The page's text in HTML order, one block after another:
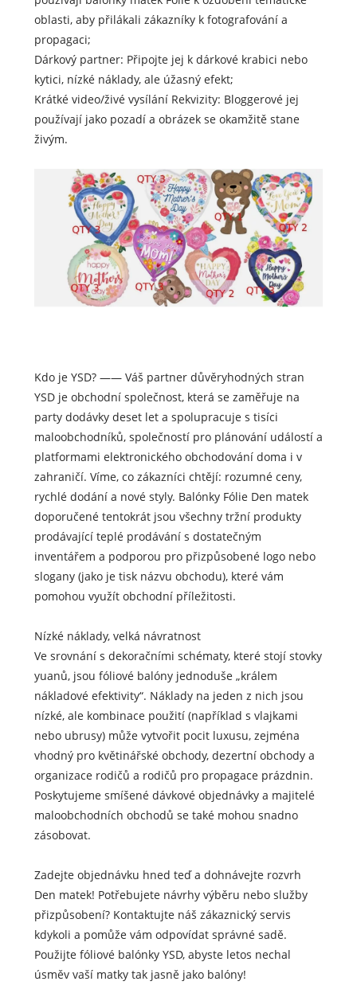
oblasti, aby přilákali zákazníky k fotografování a
propagaci;
Dárkový partner: Připojte jej k dárkové krabici nebo
kytici, nízké náklady, ale úžasný efekt;
Krátké video/živé vysílání Rekvizity: Bloggerové jej
používají jako pozadí a obrázek se okamžitě stane
živým.
Kdo je YSD? —— Váš partner důvěryhodných stran
YSD je obchodní společnost, která se zaměřuje na
party dodávky deset let a spolupracuje s tisíci
maloobchodníků, společností pro plánování událostí a
platformami elektronického obchodování doma i v
zahraničí. Víme, co zákazníci chtějí: rozumné ceny,
rychlé dodání a nové styly. Balónky Fólie Den matek
doporučené tentokrát jsou všechny tržní produkty
prodávající teplé prodávání s dostatečným
inventářem a podporou pro přizpůsobené logo nebo
slogany (jako je tisk názvu obchodu), které vám
pomohou využít obchodní příležitosti.
Nízké náklady, velká návratnost
Ve srovnání s dekoračními schématy, které stojí stovky
yuanů, jsou fóliové balóny jednoduše „králem
nákladové efektivity“. Náklady na jeden z nich jsou
nízké, ale kombinace použití (například s vlajkami
nebo ubrusy) může vytvořit pocit luxusu, zejména
vhodný pro květinářské obchody, dezertní obchody a
organizace rodičů a rodičů pro propagace prázdnin.
Poskytujeme smíšené dávkové objednávky a majitelé
maloobchodních obchodů se také mohou snadno
zásobovat.
Zadejte objednávku hned teď a dohnávejte rozvrh
Den matek! Potřebujete návrhy výběru nebo služby
přizpůsobení? Kontaktujte náš zákaznický servis
kdykoli a pomůže vám odpovídat správné sadě.
Použijte fóliové balónky YSD, abyste letos nechal
úsměv vaší matky tak jasně jako balóny!